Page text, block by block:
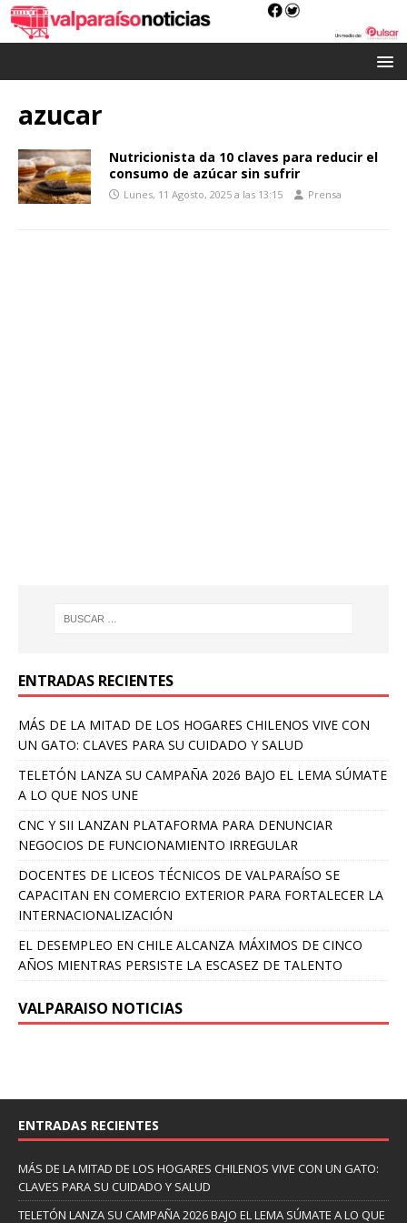
azucar
Nutricionista da 10 claves para reducir el
consumo de azúcar sin sufrir
Lunes, 11 Agosto, 2025 a las 13:15 Prensa
ENTRADAS RECIENTES
MÁS DE LA MITAD DE LOS HOGARES CHILENOS VIVE CON
UN GATO: CLAVES PARA SU CUIDADO Y SALUD
TELETÓN LANZA SU CAMPAÑA 2026 BAJO EL LEMA SÚMATE
A LO QUE NOS UNE
CNC Y SII LANZAN PLATAFORMA PARA DENUNCIAR
NEGOCIOS DE FUNCIONAMIENTO IRREGULAR
DOCENTES DE LICEOS TÉCNICOS DE VALPARAÍSO SE
CAPACITAN EN COMERCIO EXTERIOR PARA FORTALECER LA
INTERNACIONALIZACIÓN
EL DESEMPLEO EN CHILE ALCANZA MÁXIMOS DE CINCO
AÑOS MIENTRAS PERSISTE LA ESCASEZ DE TALENTO
VALPARAISO NOTICIAS
ENTRADAS RECIENTES
MÁS DE LA MITAD DE LOS HOGARES CHILENOS VIVE CON UN GATO:
CLAVES PARA SU CUIDADO Y SALUD
TELETÓN LANZA SU CAMPAÑA 2026 BAJO EL LEMA SÚMATE A LO QUE